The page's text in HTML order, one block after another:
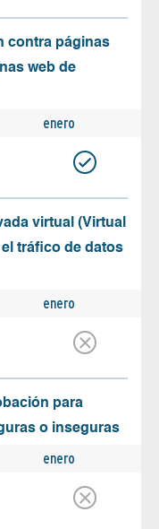
contra páginas
web de
enero
virtual (Virtual
tráfico de datos
enero
para
o inseguras
enero